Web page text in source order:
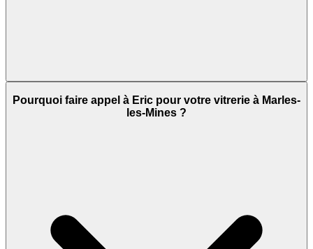
Pourquoi faire appel à Eric pour votre vitrerie à Marles-
les-Mines ?